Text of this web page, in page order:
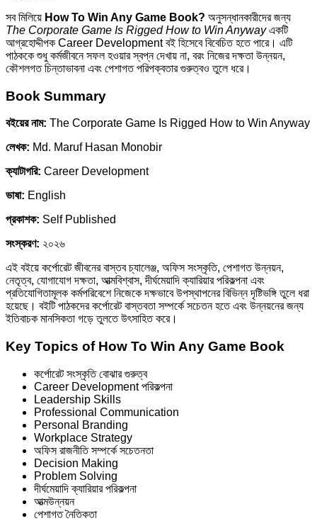
সব মিলিয়ে How To Win Any Game Book? অনুসন্ধানকারীদের জন্য
The Corporate Game Is Rigged How to Win Anywayএকটি
আগ্রহোদ্দীপক Career Development বই হিসেবে বিবেচিত হতে পারে। এটি
পাঠককে শুধু কর্মজীবনে সফল হওয়ার স্বপ্ন দেখায় না, বরং নিজের দক্ষতা উন্নয়ন,
কৌশলগত চিন্তাভাবনা এবং পেশাগত পরিপক্বতার গুরুত্বও তুলে ধরে।
Book Summary
বইয়ের নাম: The Corporate Game Is Rigged How to Win Anyway
লেখক: Md. Maruf Hasan Monobir
ক্যাটাগরি: Career Development
ভাষা: English
প্রকাশক: Self Published
সংস্করণ: ২০২৬
এই বইয়ে কর্পোরেট জীবনের বাস্তব চ্যালেঞ্জ, অফিস সংস্কৃতি, পেশাগত উন্নয়ন,
নেতৃত্ব, যোগাযোগ দক্ষতা, আত্মবিশ্বাস, দীর্ঘমেয়াদি ক্যারিয়ার পরিকল্পনা এবং
প্রতিযোগিতামূলক কর্মপরিবেশে নিজেকে দক্ষভাবে উপস্থাপনের বিভিন্ন দৃষ্টিভঙ্গি তুলে ধরা
হয়েছে। বইটি পাঠকদের কর্পোরেট বাস্তবতা সম্পর্কে সচেতন হতে এবং উন্নয়নের জন্য
ইতিবাচক মানসিকতা গড়ে তুলতে উৎসাহিত করে।
Key Topics of How To Win Any Game Book
কর্পোরেট সংস্কৃতি বোঝার গুরুত্ব
Career Development পরিকল্পনা
Leadership Skills
Professional Communication
Personal Branding
Workplace Strategy
অফিস রাজনীতি সম্পর্কে সচেতনতা
Decision Making
Problem Solving
দীর্ঘমেয়াদি ক্যারিয়ার পরিকল্পনা
আত্মউন্নয়ন
পেশাগত নৈতিকতা